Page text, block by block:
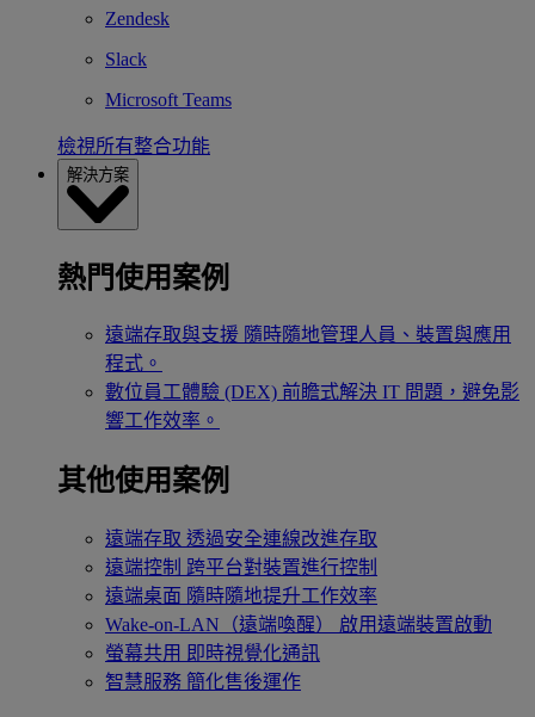
Zendesk
Slack
Microsoft Teams
檢視所有整合功能
解決方案
熱門使用案例
遠端存取與支援 隨時隨地管理人員、裝置與應用
程式。
數位員工體驗 (DEX) 前瞻式解決 IT 問題，避免影
響工作效率。
其他使用案例
遠端存取 透過安全連線改進存取
遠端控制 跨平台對裝置進行控制
遠端桌面 隨時隨地提升工作效率
Wake-on-LAN（遠端喚醒）
啟用遠端裝置啟動
螢幕共用 即時視覺化通訊
智慧服務 簡化售後運作